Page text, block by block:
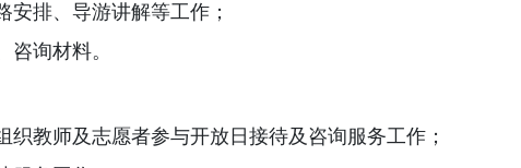
排、导游讲解等工作；
询材料。
教师及志愿者参与开放日接待及咨询服务工作；